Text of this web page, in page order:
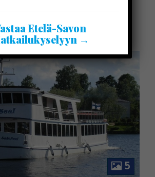
M/S Lake Seal
5
Etelä-Savon
→